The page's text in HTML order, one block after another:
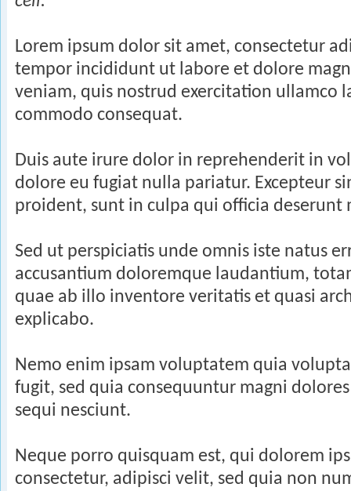
Lorem ipsum dolor sit amet, consectetur
tempor incididunt ut labore et dolore
veniam, quis nostrud exercitation ullamco
commodo consequat.
Duis aute irure dolor in reprehenderit in
dolore eu fugiat nulla pariatur. Excepteur
proident, sunt in culpa qui officia
Sed ut perspiciatis unde omnis iste natus
accusantium doloremque laudantium,
quae ab illo inventore veritatis et quasi
explicabo.
Nemo enim ipsam voluptatem quia
fugit, sed quia consequuntur magni
sequi nesciunt.
Neque porro quisquam est, qui dolorem
consectetur, adipisci velit, sed quia non